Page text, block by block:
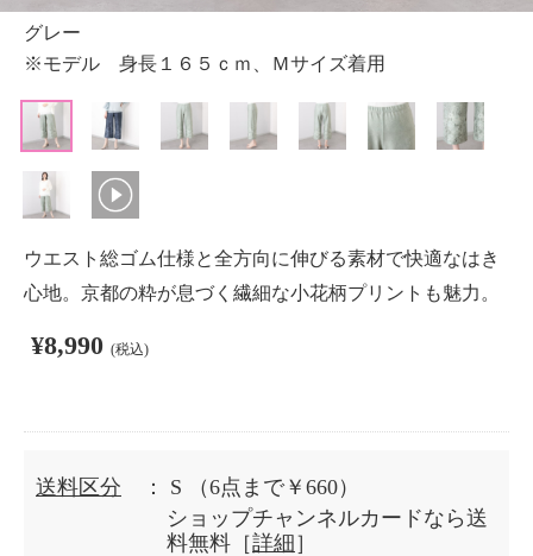
グレー
※モデル 身長１６５ｃｍ、Ｍサイズ着用
ウエスト総ゴム仕様と全方向に伸びる素材で快適なはき
心地。京都の粋が息づく繊細な小花柄プリントも魅力。
¥8,990 (税込)
送料区分 ： S
（6点まで￥660）
ショップチャンネルカードなら送
料無料［詳細 ］